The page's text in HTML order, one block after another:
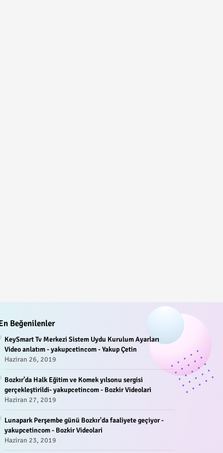
Beğenilenler
KeySmart Tv Merkezi Sistem Uydu Kurulum Ayarları
Video anlatım - yakupcetincom - Yakup Çetin
Haziran 26, 2019
Bozkır’da Halk Eğitim ve Komek yılsonu sergisi
gerçekleştirildi- yakupcetincom - Bozkir Videolari
Haziran 27, 2019
Lunapark Perşembe günü Bozkır'da faaliyete geçiyor -
yakupcetincom - Bozkir Videolari
Haziran 23, 2019